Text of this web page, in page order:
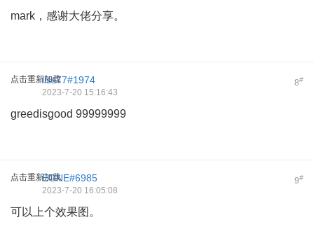
mark，感谢大佬分享。
点击重新加载 8#
llss77#1974
2023-7-20 15:16:43
greedisgood 99999999
点击重新加载 9#
EGNE#6985
2023-7-20 16:05:08
可以上个效果图。